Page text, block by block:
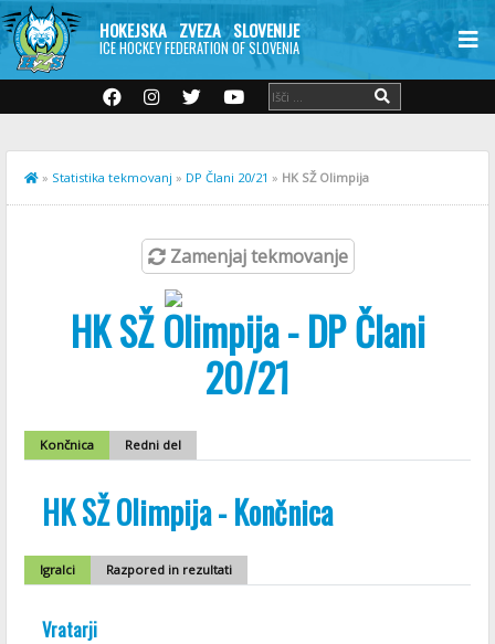
HOKEJSKA ZVEZA SLOVENIJE
ICE HOCKEY FEDERATION OF SLOVENIA
» Statistika tekmovanj » DP Člani 20/21 » HK SŽ Olimpija
Zamenjaj tekmovanje
HK SŽ Olimpija - DP Člani
20/21
Končnica Redni del
HK SŽ Olimpija - Končnica
Igralci Razpored in rezultati
Vratarji